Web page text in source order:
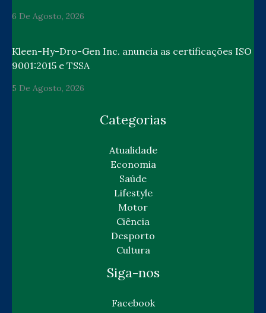
6 De Agosto, 2026
Kleen-Hy-Dro-Gen Inc. anuncia as certificações ISO
9001:2015 e TSSA
5 De Agosto, 2026
Categorias
Atualidade
Economia
Saúde
Lifestyle
Motor
Ciência
Desporto
Cultura
Siga-nos
Facebook